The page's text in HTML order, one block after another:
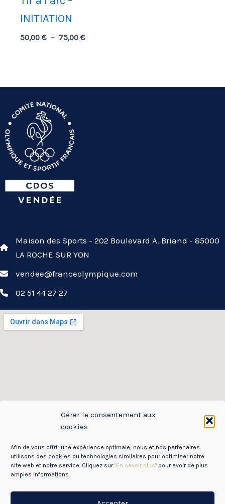
Gérer le consentement aux
cookies
Afin de vous offrir une expérience optimale, nous et nos partenaires
utilisons des cookies ou technologies similaires pour optimiser notre
site web et notre service. Cliquez sur"En savoir plus" pour avoir de plus
amples informations.
INITIATION
50,00€ – 75,00€Plage
75,00 €
Maison des Sports - 202 Boulevard A. Briand - 85000
LA ROCHE SUR YON
vendee@franceolympique.com
02 51 44 27 27